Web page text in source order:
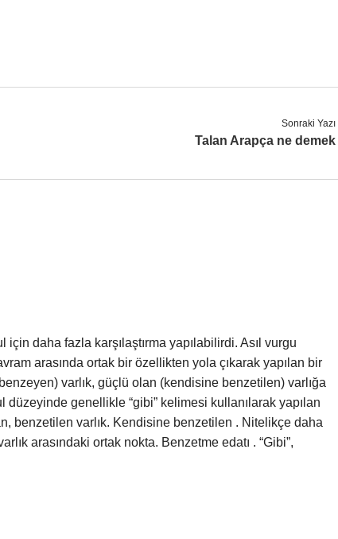
Sonraki Yazı
Talan Arapça ne demek
daha fazla karşılaştırma yapılabilirdi. Asıl vurgu
arasında ortak bir özellikten yola çıkarak yapılan bir
varlık, güçlü olan (kendisine benzetilen) varlığa
genellikle “gibi” kelimesi kullanılarak yapılan
benzetilen varlık. Kendisine benzetilen . Nitelikçe daha
arasındaki ortak nokta. Benzetme edatı . “Gibi”,